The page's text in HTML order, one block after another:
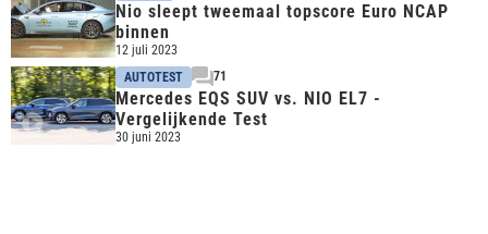
Nio sleept tweemaal topscore Euro NCAP
binnen
12 juli 2023
AUTOTEST
71
Mercedes EQS SUV vs. NIO EL7 -
Vergelijkende Test
30 juni 2023